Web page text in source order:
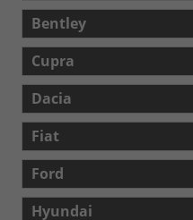
Bentley
Cupra
Dacia
Fiat
Ford
Hyundai